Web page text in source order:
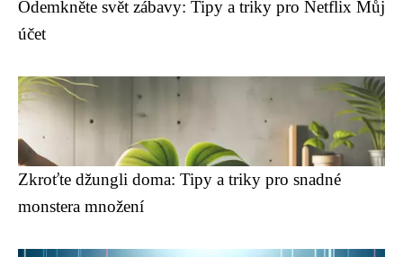
Odemkněte svět zábavy: Tipy a triky pro Netflix Můj
účet
Zkroťte džungli doma: Tipy a triky pro snadné
monstera množení